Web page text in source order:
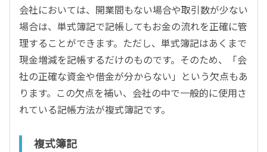
会社においては、開業間もない場合や取引数が少ない
場合は、単式簿記で記帳してもお金の流れを正確に管
理することができます。ただし、単式簿記はあくまで
現金増減を記帳するだけのものです。そのため、「会
社の正確な資金や借金が分からない」という欠点もあ
ります。この欠点を補い、会社の中で一般的に使用さ
れている記帳方法が複式簿記です。
複式簿記